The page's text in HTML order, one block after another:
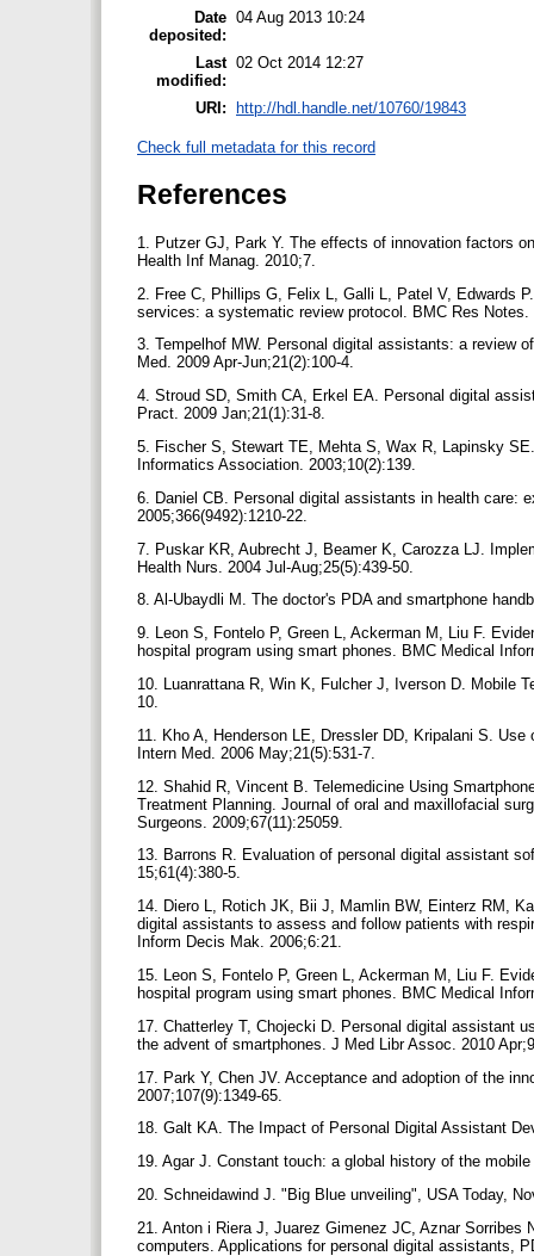
Date
deposited:
04 Aug 2013 10:24
Last
modified:
02 Oct 2014 12:27
URI: http://hdl.handle.net/10760/19843
Check full metadata for this record
References
1. Putzer GJ, Park Y. The effects of innovation factors
Health Inf Manag. 2010;7.
2. Free C, Phillips G, Felix L, Galli L, Patel V, Edwards
services: a systematic review protocol. BMC Res
3. Tempelhof MW. Personal digital assistants: a review
Med. 2009 Apr-Jun;21(2):100-4.
4. Stroud SD, Smith CA, Erkel EA. Personal digital
Pract. 2009 Jan;21(1):31-8.
5. Fischer S, Stewart TE, Mehta S, Wax R, Lapinsky
Informatics Association. 2003;10(2):139.
6. Daniel CB. Personal digital assistants in health care:
2005;366(9492):1210-22.
7. Puskar KR, Aubrecht J, Beamer K, Carozza LJ.
Health Nurs. 2004 Jul-Aug;25(5):439-50.
8. Al-Ubaydli M. The doctor's PDA and smartphone
9. Leon S, Fontelo P, Green L, Ackerman M, Liu F.
hospital program using smart phones. BMC Medical
10. Luanrattana R, Win K, Fulcher J, Iverson D. Mobile
10.
11. Kho A, Henderson LE, Dressler DD, Kripalani S.
Intern Med. 2006 May;21(5):531-7.
12. Shahid R, Vincent B. Telemedicine Using
Treatment Planning. Journal of oral and maxillofacial
Surgeons. 2009;67(11):25059.
13. Barrons R. Evaluation of personal digital assistant
15;61(4):380-5.
14. Diero L, Rotich JK, Bii J, Mamlin BW, Einterz RM,
digital assistants to assess and follow patients with
Inform Decis Mak. 2006;6:21.
15. Leon S, Fontelo P, Green L, Ackerman M, Liu F.
hospital program using smart phones. BMC Medical
17. Chatterley T, Chojecki D. Personal digital assistant
the advent of smartphones. J Med Libr Assoc. 2010
17. Park Y, Chen JV. Acceptance and adoption of the
2007;107(9):1349-65.
18. Galt KA. The Impact of Personal Digital Assistant
19. Agar J. Constant touch: a global history of the
20. Schneidawind J. "Big Blue unveiling", USA Today,
21. Anton i Riera J, Juarez Gimenez JC, Aznar
computers. Applications for personal digital assistants,